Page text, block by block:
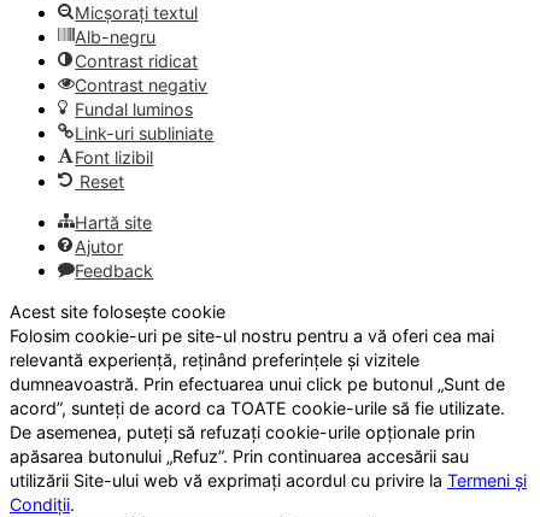
Micșorați textul
Alb-negru
Contrast ridicat
Contrast negativ
Fundal luminos
Link-uri subliniate
Font lizibil
Reset
Hartă site
Ajutor
Feedback
Acest site folosește cookie
Folosim cookie-uri pe site-ul nostru pentru a vă oferi cea mai
relevantă experiență, reținând preferințele și vizitele
dumneavoastră. Prin efectuarea unui click pe butonul „Sunt de
acord”, sunteți de acord ca TOATE cookie-urile să fie utilizate.
De asemenea, puteți să refuzați cookie-urile opționale prin
apăsarea butonului „Refuz”. Prin continuarea accesării sau
utilizării Site-ului web vă exprimați acordul cu privire la Termeni și
Condiții.